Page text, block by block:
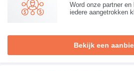
Word onze partner
iedere aangetrokken
Bekijk een